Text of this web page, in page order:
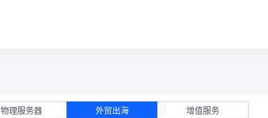
物理服务器 外贸出海 增值服务